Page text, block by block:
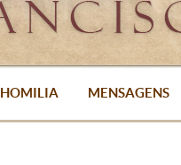
HOMILIA MENSAGENS